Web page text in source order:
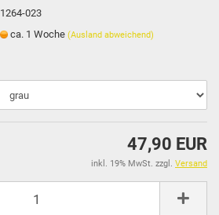
1264-023
ca. 1 Woche(Ausland abweichend)
47,90 EUR
inkl. 19% MwSt. zzgl. Versand